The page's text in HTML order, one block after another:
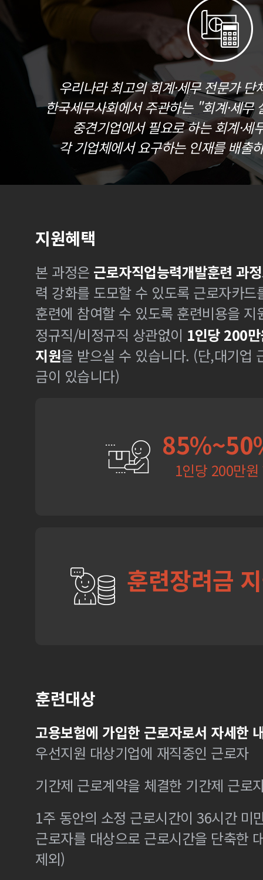
우리나라 최고의 회계·세무 전문가
한국세무사회에서 주관하는 "회계·세무
중견기업에서 필요로 하는 회계·세
각 기업체에서 요구하는 인재를 배출
지원혜택
본 과정은 근로자직업능력개발훈련 과정
력 강화를 도모할 수 있도록 근로자카
훈련에 참여할 수 있도록 훈련비용을 지
정규직/비정규직 상관없이 1인당 200
지원을 받으실 수 있습니다. (단,대기업
금이 있습니다)
1인당 200만원
훈련장려금
훈련대상
고용보험에 가입한 근로자로서 자세한
우선지원 대상기업에 재직중인 근로자
기간제 근로계약을 체결한 기간제 근로
1주 동안의 소정 근로시간이 36시간 미
근로자를 대상으로 근로시간을 단축한
제외)